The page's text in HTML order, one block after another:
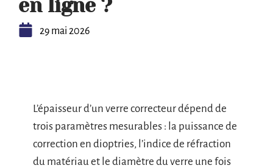
en ligne ?
29 mai 2026
L’épaisseur d’un verre correcteur dépend de
trois paramètres mesurables : la puissance de
correction en dioptries, l’indice de réfraction
du matériau et le diamètre du verre une fois